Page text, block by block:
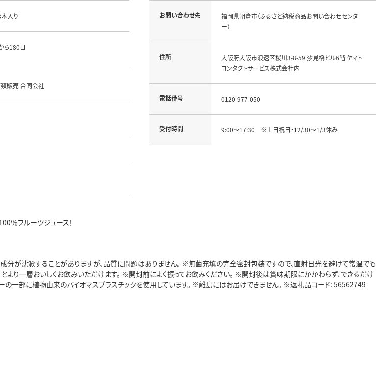
入り
ら180日
類販売 合同会社
お問い合わせ先
福岡県朝倉市（ふるさと納税商品お問い合わせセンタ
ー）
住所
大阪府大阪市浪速区桜川3-8-59 汐見橋ビル6階 ヤマト
コンタクトサービス株式会社内
電話番号 0120-977-050
受付時間 9:00～17:30 ※土日祝日・12/30～1/3休み
％フルーツジュース！
分が沈澱することがありますが、品質に問題はありません。 ※無菌充填の完全密封包装ですので、直射日光を避けて常温でも
とより一層おいしくお飲みいただけます。 ※開封前によく振ってお飲みください。 ※開封後は賞味期限にかかわらず、できるだけ
の一部に植物由来のバイオマスプラスチックを使用しています。 ※離島にはお届けできません。 ※返礼品コード: 56562749